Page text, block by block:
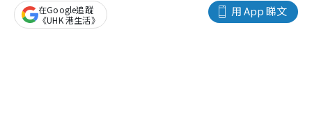
用 App 睇文
在Google追蹤
《UHK 港生活》